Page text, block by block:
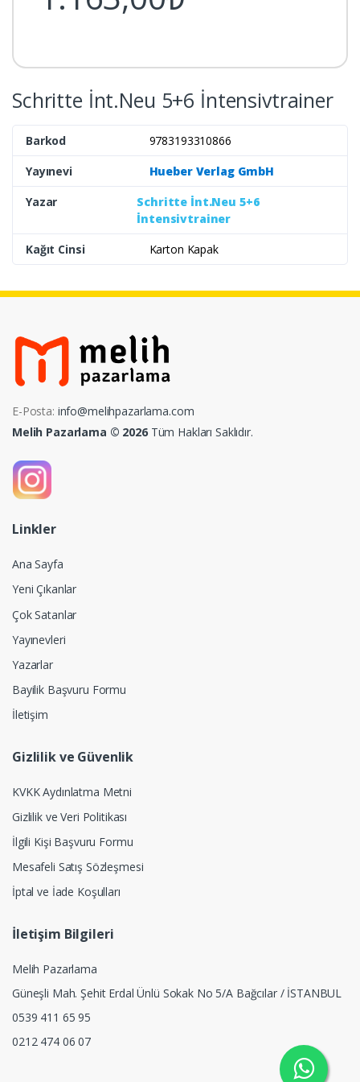
Schritte İnt.Neu 5+6 İntensivtrainer
Barkod
9783193310866
Yayınevi
Hueber Verlag GmbH
Yazar
Schritte İnt.Neu 5+6
İntensivtrainer
Kağıt Cinsi
Karton Kapak
E-Posta: info@melihpazarlama.com
Melih Pazarlama © 2026Tüm Hakları Saklıdır.
Linkler
Ana Sayfa
Yeni Çıkanlar
Çok Satanlar
Yayınevleri
Yazarlar
Bayilik Başvuru Formu
İletişim
Gizlilik ve Güvenlik
KVKK Aydınlatma Metni
Gizlilik ve Veri Politikası
İlgili Kişi Başvuru Formu
Mesafeli Satış Sözleşmesi
İptal ve İade Koşulları
İletişim Bilgileri
Melih Pazarlama
Güneşli Mah. Şehit Erdal Ünlü Sokak No 5/A Bağcılar / İSTANBUL
0539 411 65 95
0212 474 06 07